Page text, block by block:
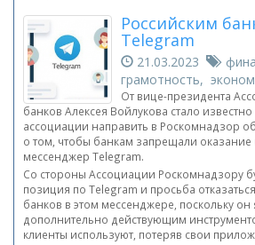
Российским
Telegram
21.03.2023
грамотность,
От вице-президента
банков Алексея Войлукова стало
ассоциации направить в Роскомнадзор
о том, чтобы банкам запрещали оказание
мессенджер Telegram.
Со стороны Ассоциации Роскомнадзору
позиция по Telegram и просьба
банков в этом мессенджере, поскольку
дополнительно действующим
клиенты используют, потеряв свои